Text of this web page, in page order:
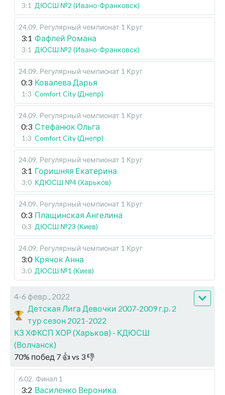
3:1 ДЮСШ №2 (Ивано-Франковск)
24.09. Регулярный чемпионат 1 Круг
3:1 Фафлей Романа
3:1 ДЮСШ №2 (Ивано-Франковск)
24.09. Регулярный чемпионат 1 Круг
0:3 Ковалева Дарья
1:3 Comfort City (Днепр)
24.09. Регулярный чемпионат 1 Круг
0:3 Стефанюк Ольга
1:3 Comfort City (Днепр)
24.09. Регулярный чемпионат 1 Круг
3:1 Горишняя Екатерина
3:0 КДЮСШ №4 (Харьков)
24.09. Регулярный чемпионат 1 Круг
0:3 Плащинская Ангелина
0:3 ДЮСШ №23 (Киев)
24.09. Регулярный чемпионат 1 Круг
3:0 Крячок Анна
3:0 ДЮСШ №1 (Киев)
4-6 февр., 2022
Детская Лига Девочки 2007-2009 г.р. 2
тур сезон 2021-2022
КЗ ХФКСП ХОР (Харьков) - КДЮСШ
(Волчанск)
70% побед 7 👍 vs 3👎
6.02. Финал 1
3:2 Василенко Вероника